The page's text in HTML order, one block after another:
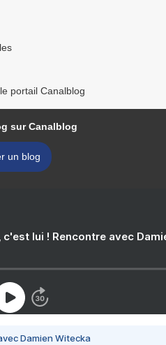
portail Canalblog
sur Canalblog
un blog
lui ! Rencontre avec
Damien Witecka